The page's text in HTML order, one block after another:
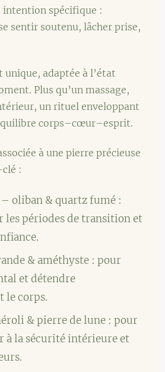
intention spécifique :
sentir soutenu, lâcher prise,
unique, adaptée à l’état
Plus qu’un massage,
un rituel enveloppant
corps–cœur–esprit.
à une pierre précieuse
:
– oliban & quartz fumé :
les périodes de transition et
& améthyste : pour
et détendre
le corps.
& pierre de lune : pour
à la sécurité intérieure et